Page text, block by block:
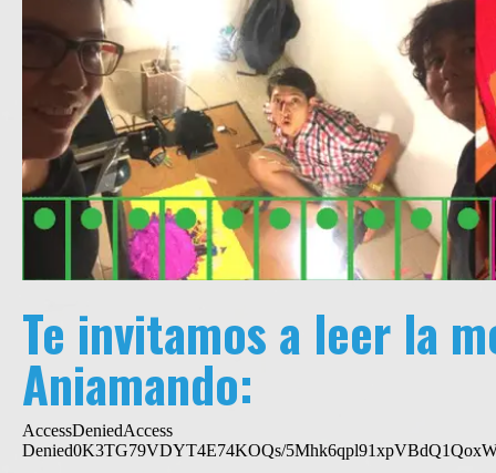
Te invitamos a leer la
Aniamando: